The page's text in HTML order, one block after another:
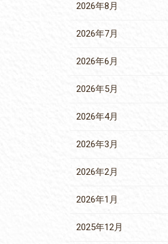
2026年8月
2026年7月
2026年6月
2026年5月
2026年4月
2026年3月
2026年2月
2026年1月
2025年12月